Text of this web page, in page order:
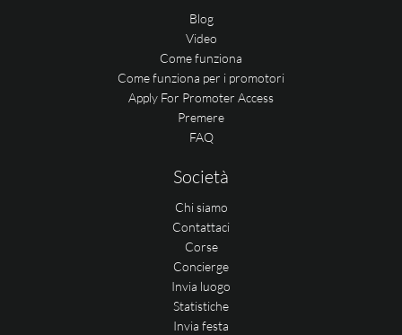
Blog
Video
Come funziona
Come funziona per i promotori
Apply For Promoter Access
Premere
FAQ
Società
Chi siamo
Contattaci
Corse
Concierge
Invia luogo
Statistiche
Invia festa